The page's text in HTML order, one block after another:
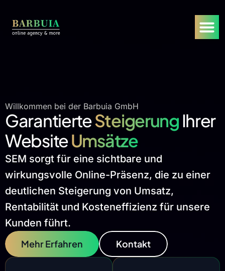
Willkommen bei der Barbuia GmbH
GarantierteSteigerungIhrer
WebsiteUmsätze
SEM sorgt für eine sichtbare und
wirkungsvolle Online-Präsenz, die zu einer
deutlichen Steigerung von Umsatz,
Rentabilität und Kosteneffizienz für unsere
Kunden führt.
Mehr Erfahren Kontakt